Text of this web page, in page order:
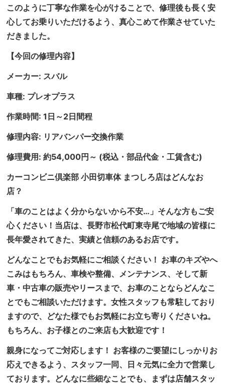
このように丁寧な作業を心がけることで、修理後も長く安
心してお乗りいただけるよう、真心こめて作業させていた
だきました。
【今回の修理内容】
メーカー: スバル
車種: プレオプラス
作業時間: 1日～2日間程
修理内容: リアバンパー交換作業
修理費用: 約54,000円～ (税込・部品代金・工賃含む)
カーコンビニ倶楽部 小田切車体 まつしろ店はどんなお
店？
「車のことはよく分からないから不安…」そんな方もご安
心ください！当店は、長野市松代町東寺尾で地域の皆様に
長年愛されてきた、実績と信頼のあるお店です。
どんなことでもお気軽にご相談ください！ お車のキズやへ
こみはもちろん、車検や整備、メンテナンス、そして新
車・中古車の販売やリースまで、お車のことならどんなこ
とでもご相談いただけます。女性スタッフも常駐しており
ますので、どなた様でもお気軽にお立ち寄りくださいね。
もちろん、お子様とのご来店も大歓迎です！
親身になってご対応します！ お客様のご要望にしっかりお
応えできるよう、スタッフ一同、日々元気に全力で営業し
ております。どんなに些細なことでも、まずは店舗スタッ